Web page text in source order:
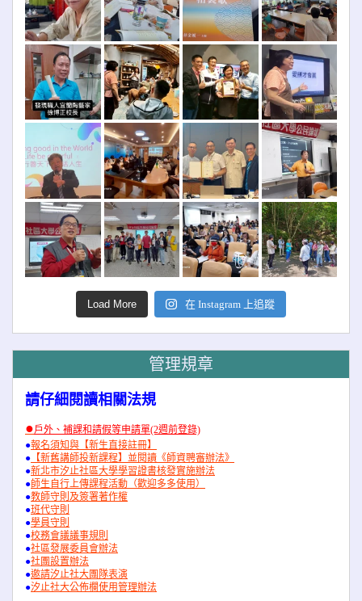
Load More 在 Instagram 上追蹤
管理規章
請仔細閱讀相關法規
●戶外、補課和請假等申請單(2週前登錄)
●報名須知與【新生直接註冊】
● 【新舊講師投新課程】並閱讀《師資聘審辦法》
●新北市汐止社區大學學習證書核發實施辦法
●師生自行上傳課程活動（歡迎多多使用）
●教師守則及簽署著作權
●班代守則
●學員守則
●校務會議議事規則
●社區發展委員會辦法
●社團設置辦法
●邀請汐止社大團隊表演
●汐止社大公佈欄使用管理辦法